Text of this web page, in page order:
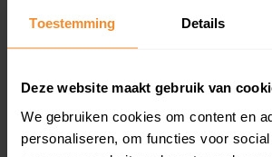
Toestemming Details
Deze website maakt gebruik van
We gebruiken cookies om content en
personaliseren, om functies voor
Een overzicht van alle verkochte
en koopdatum) binnen een